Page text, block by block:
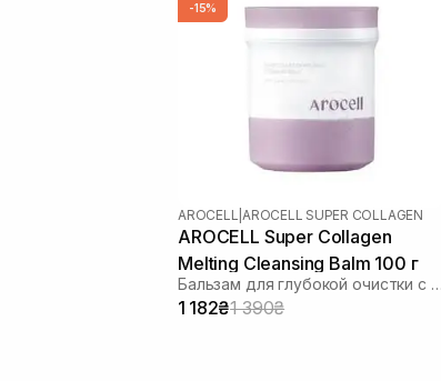
-15%
AROCELL |AROCELL SUPER COLLAGEN
AROCELL Super Collagen
Melting Cleansing Balm 100 г
Бальзам для глубокой очистки с коллагеном и пептидами
1 182₴1 390₴